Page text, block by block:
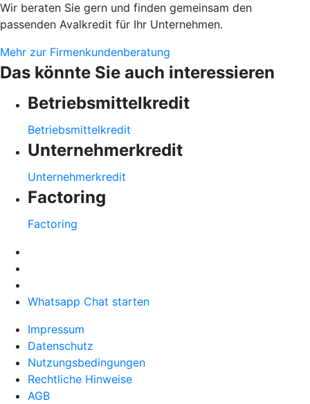
Wir beraten Sie gern und finden gemeinsam den
passenden Avalkredit für Ihr Unternehmen.
Mehr zur Firmenkundenberatung
Das könnte Sie auch interessieren
Betriebsmittelkredit
Betriebsmittelkredit
Unternehmerkredit
Unternehmerkredit
Factoring
Factoring
Whatsapp Chat starten
Impressum
Datenschutz
Nutzungsbedingungen
Rechtliche Hinweise
AGB